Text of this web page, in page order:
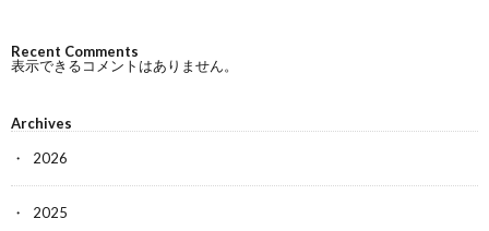
Recent Comments
表示できるコメントはありません。
Archives
2026
2025